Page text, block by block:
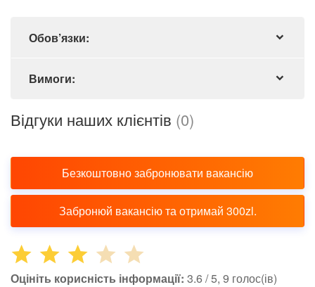
Обов’язки:
Вимоги:
Відгуки наших клієнтів (0)
Безкоштовно забронювати вакансію
Забронюй вакансію та отримай 300zl.
Оцініть корисність інформації: 3.6 / 5, 9 голос(ів)